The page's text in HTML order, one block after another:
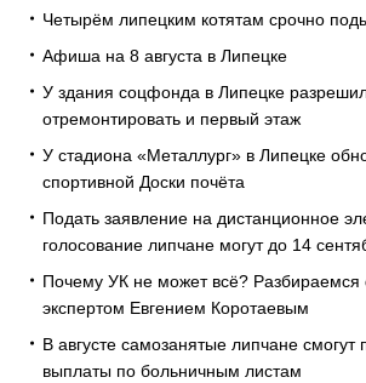
Четырём липецким котятам срочно
Афиша на 8 августа в Липецке
У здания соцфонда в Липецке
отремонтировать и первый этаж
У стадиона «Металлург» в Липецке
спортивной Доски почёта
Подать заявление на дистанционное
голосование липчане могут до 14
Почему УК не может всё? Разбираемся
экспертом Евгением Коротаевым
В августе самозанятые липчане смогут
выплаты по больничным листам